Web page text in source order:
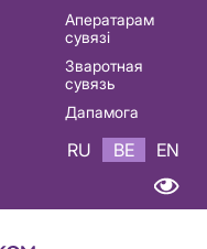
Аператарам
сувязі
Зваротная
сувязь
Дапамога
RU BE EN